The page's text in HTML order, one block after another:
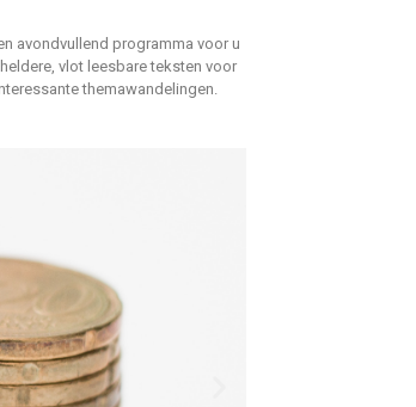
avondvullend programma voor u
vlot leesbare teksten voor
themawandelingen.